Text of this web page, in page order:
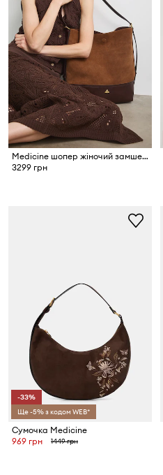
Medicine шопер жіночий замшевий
3299 грн
-33%
Ще -5% з кодом WEB*
Сумочка Medicine
969 грн
1449 грн